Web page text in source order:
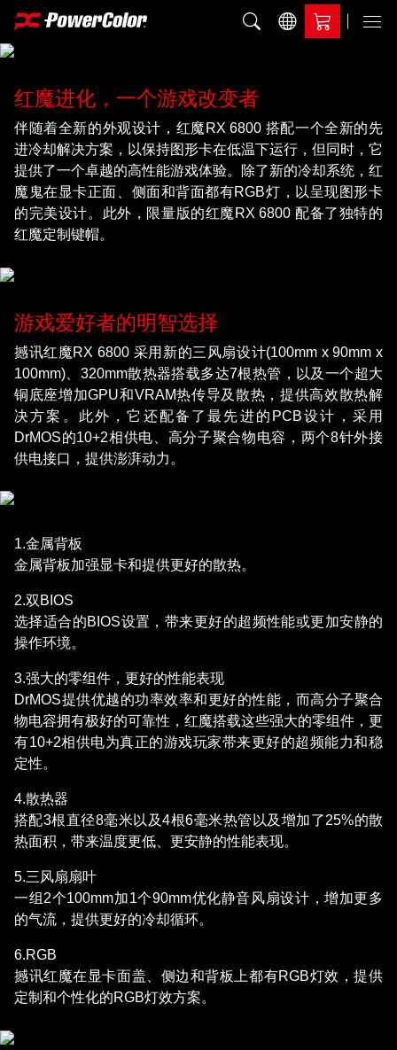
加入比较 Menu
红魔进化，一个游戏改变者
伴随着全新的外观设计，红魔RX 6800 搭配一个全新的先
进冷却解决方案，以保持图形卡在低温下运行，但同时，它
提供了一个卓越的高性能游戏体验。除了新的冷却系统，红
魔鬼在显卡正面、侧面和背面都有RGB灯，以呈现图形卡
的完美设计。此外，限量版的红魔RX 6800 配备了独特的
红魔定制键帽。
游戏爱好者的明智选择
撼讯红魔RX 6800 采用新的三风扇设计(100mm x 90mm x
100mm)、320mm散热器搭载多达7根热管，以及一个超大
铜底座增加GPU和VRAM热传导及散热，提供高效散热解
决方案。此外，它还配备了最先进的PCB设计，采用
DrMOS的10+2相供电、高分子聚合物电容，两个8针外接
供电接口，提供澎湃动力。
1.金属背板
金属背板加强显卡和提供更好的散热。
2.双BIOS
选择适合的BIOS设置，带来更好的超频性能或更加安静的
操作环境。
3.强大的零组件，更好的性能表现
DrMOS提供优越的功率效率和更好的性能，而高分子聚合
物电容拥有极好的可靠性，红魔搭载这些强大的零组件，更
有10+2相供电为真正的游戏玩家带来更好的超频能力和稳
定性。
4.散热器
搭配3根直径8毫米以及4根6毫米热管以及增加了25%的散
热面积，带来温度更低、更安静的性能表现。
5.三风扇扇叶
一组2个100mm加1个90mm优化静音风扇设计，增加更多
的气流，提供更好的冷却循环。
6.RGB
撼讯红魔在显卡面盖、侧边和背板上都有RGB灯效，提供
定制和个性化的RGB灯效方案。